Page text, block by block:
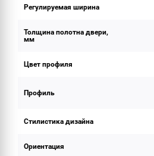
Регулируемая ширина
Толщина полотна двери,
мм
Цвет профиля
Профиль
Стилистика дизайна
Ориентация